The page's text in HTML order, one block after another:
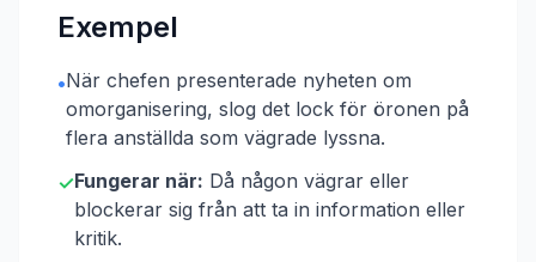
Exempel
•När chefen presenterade nyheten om
omorganisering, slog det lock för öronen på
flera anställda som vägrade lyssna.
✓Fungerar när: Då någon vägrar eller
blockerar sig från att ta in information eller
kritik.